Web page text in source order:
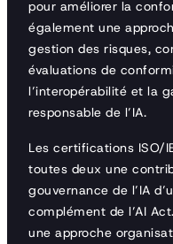
pour améliorer la
également une
gestion des risques,
évaluations de
l’interopérabilité et la
responsable de l’IA.
Les certifications ISO/
toutes deux une
gouvernance de l’IA
complément de l’AI
une approche